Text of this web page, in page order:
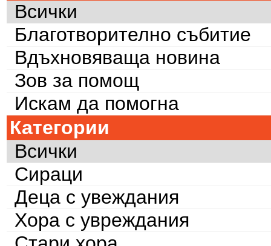
Всички
Благотворително събитие
Вдъхновяваща новина
Зов за помощ
Искам да помогна
Категории
Всички
Сираци
Деца с увеждания
Хора с увреждания